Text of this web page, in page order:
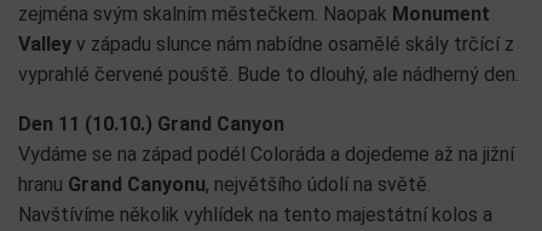
zejména svým skalním městečkem. Naopak Monument
Valley v západu slunce nám nabídne osamělé skály trčící z
vyprahlé červené pouště. Bude to dlouhý, ale nádherný den.
Den 11 (10.10.) Grand Canyon
Vydáme se na západ podél Coloráda a dojedeme až na jižní
hranu Grand Canyonu, největšího údolí na světě.
Navštívíme několik vyhlídek na tento majestátní kolos a